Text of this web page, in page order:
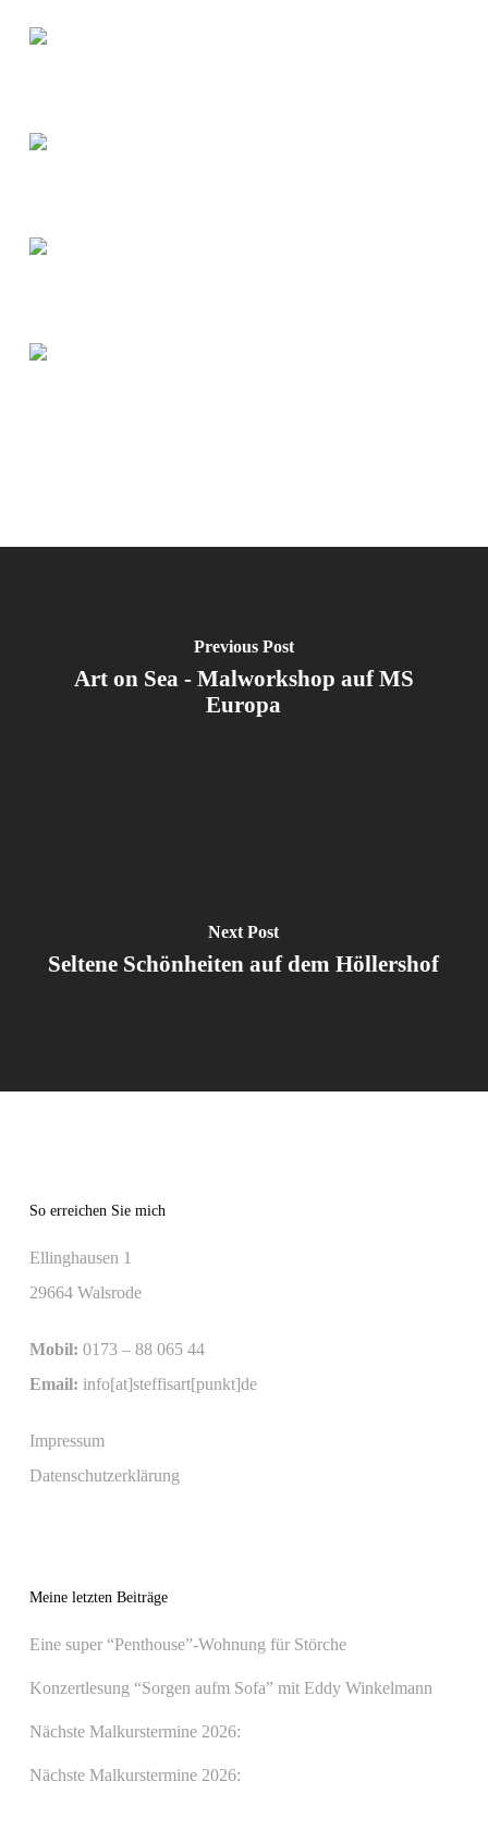
Previous Post
Art on Sea - Malworkshop auf MS
Europa
Next Post
Seltene Schönheiten auf dem Höllershof
So erreichen Sie mich
Ellinghausen 1
29664 Walsrode
Mobil: 0173 – 88 065 44
Email: info[at]steffisart[punkt]de
Impressum
Datenschutzerklärung
Meine letzten Beiträge
Eine super “Penthouse”-Wohnung für Störche
Konzertlesung “Sorgen aufm Sofa” mit Eddy Winkelmann
Nächste Malkurstermine 2026:
Nächste Malkurstermine 2026: